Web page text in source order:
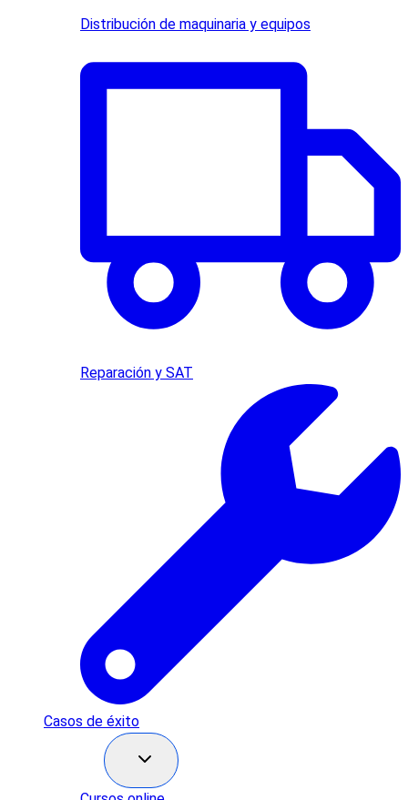
Distribución de maquinaria y equipos
Reparación y SAT
Casos de éxito